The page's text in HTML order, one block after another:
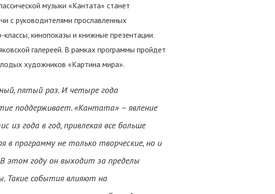
музыки «Кантата» станет
с руководителями прославленных
кинопоказы и книжные презентации.
галереей. В рамках программы пройдет
художников «Картина мира».
пятый раз. И четыре года
поддерживает. «Кантата» – явление
года в год, привлекая все больше
в программу не только творческие, но и
этом году он выходит за пределы
Такие события влияют на